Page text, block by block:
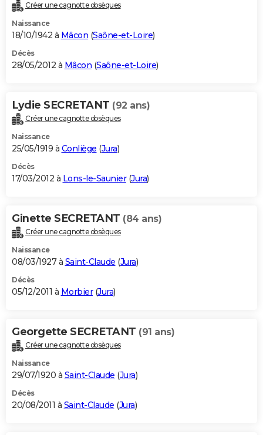
Créer une cagnotte obsèques
Naissance
18/10/1942 à Mâcon (Saône-et-Loire)
Décès
28/05/2012 à Mâcon (Saône-et-Loire)
Lydie SECRETANT (92 ans)
Créer une cagnotte obsèques
Naissance
25/05/1919 à Conliège (Jura)
Décès
17/03/2012 à Lons-le-Saunier(Jura)
Ginette SECRETANT (84 ans)
Créer une cagnotte obsèques
Naissance
08/03/1927 à Saint-Claude (Jura)
Décès
05/12/2011 à Morbier(Jura)
Georgette SECRETANT (91 ans)
Créer une cagnotte obsèques
Naissance
29/07/1920 à Saint-Claude (Jura)
Décès
20/08/2011 à Saint-Claude (Jura)